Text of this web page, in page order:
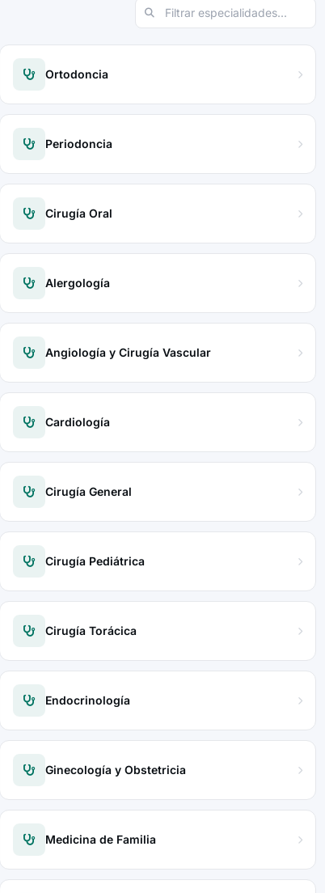
Ortodoncia
Periodoncia
Cirugía Oral
Alergología
Angiología y Cirugía Vascular
Cardiología
Cirugía General
Cirugía Pediátrica
Cirugía Torácica
Endocrinología
Ginecología y Obstetricia
Medicina de Familia